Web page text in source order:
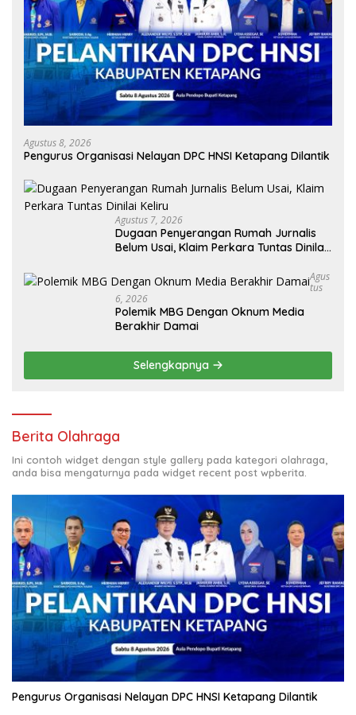
Agustus 8, 2026
Pengurus Organisasi Nelayan DPC HNSI Ketapang Dilantik
Agustus 7, 2026
Dugaan Penyerangan Rumah Jurnalis
Belum Usai, Klaim Perkara Tuntas Dinilai
Agus
Tus
6, 2026
Polemik MBG Dengan Oknum Media
Berakhir Damai
Selengkapnya
Berita Olahraga
Ini contoh widget dengan style gallery pada kategori olahraga,
anda bisa mengaturnya pada widget recent post wpberita.
Pengurus Organisasi Nelayan DPC HNSI Ketapang Dilantik